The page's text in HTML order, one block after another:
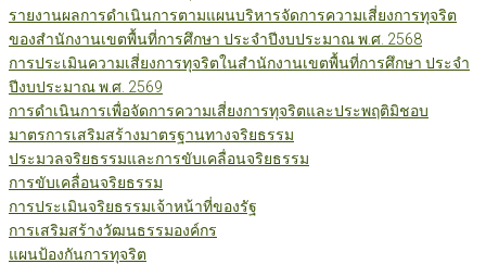
รายงานผลการดำเนินการตามแผนบริหารจัดการความเสี่ยงการทุจริต
ของสำนักงานเขตพื้นที่การศึกษา ประจำปีงบประมาณ พ.ศ. 2568
การประเมินความเสี่ยงการทุจริตในสำนักงานเขตพื้นที่การศึกษา ประจำ
ปีงบประมาณ พ.ศ. 2569
การดำเนินการเพื่อจัดการความเสี่ยงการทุจริตและประพฤติมิชอบ
มาตรการเสริมสร้างมาตรฐานทางจริยธรรม
ประมวลจริยธรรมและการขับเคลื่อนจริยธรรม
การขับเคลื่อนจริยธรรม
การประเมินจริยธรรมเจ้าหน้าที่ของรัฐ
การเสริมสร้างวัฒนธรรมองค์กร
แผนป้องกันการทุจริต